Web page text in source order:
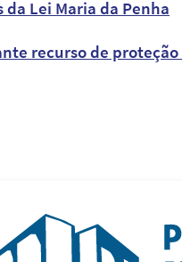
Lei Maria da Penha
recurso de